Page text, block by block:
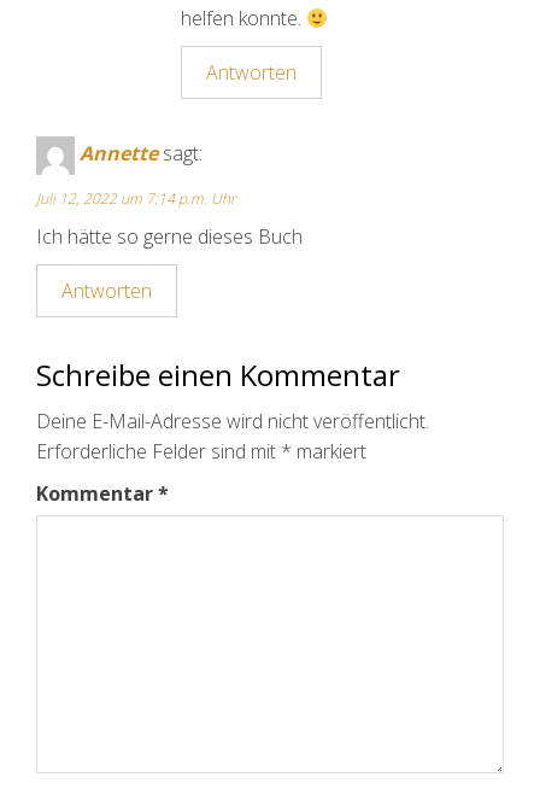
helfen konnte.
Antworten
Annette sagt:
Juli 12, 2022 um 7:14 p.m. Uhr
Ich hätte so gerne dieses Buch
Antworten
Schreibe einen Kommentar
Deine E-Mail-Adresse wird nicht veröffentlicht.
Erforderliche Felder sind mit * markiert
Kommentar*